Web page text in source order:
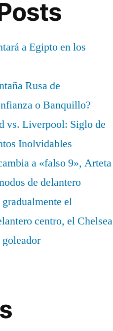
a Egipto en los
Rusa de
o Banquillo?
vs. Liverpool: Siglo de
Inolvidables
a «falso 9», Arteta
de delantero
el
centro, el Chelsea